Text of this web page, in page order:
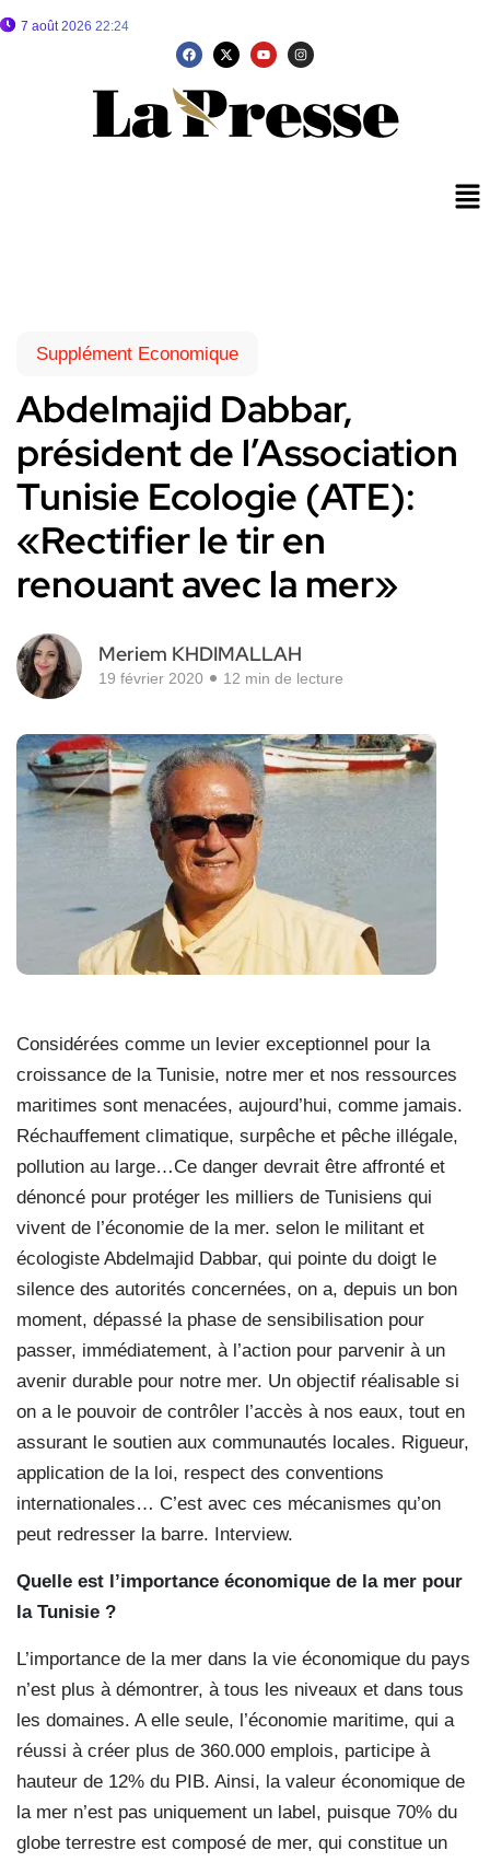
7 août 2026 22:24
Supplément Economique
Abdelmajid Dabbar,
président de l’Association
Tunisie Ecologie (ATE):
«Rectifier le tir en
renouant avec la mer»
Meriem KHDIMALLAH
19 février 2020 12 min de lecture
Considérées comme un levier exceptionnel pour la
croissance de la Tunisie, notre mer et nos ressources
maritimes sont menacées, aujourd’hui, comme jamais.
Réchauffement climatique, surpêche et pêche illégale,
pollution au large…Ce danger devrait être affronté et
dénoncé pour protéger les milliers de Tunisiens qui
vivent de l’économie de la mer. selon le militant et
écologiste Abdelmajid Dabbar, qui pointe du doigt le
silence des autorités concernées, on a, depuis un bon
moment, dépassé la phase de sensibilisation pour
passer, immédiatement, à l’action pour parvenir à un
avenir durable pour notre mer. Un objectif réalisable si
on a le pouvoir de contrôler l’accès à nos eaux, tout en
assurant le soutien aux communautés locales. Rigueur,
application de la loi, respect des conventions
internationales… C’est avec ces mécanismes qu’on
peut redresser la barre. Interview.
Quelle est l’importance économique de la mer pour
la Tunisie ?
L’importance de la mer dans la vie économique du pays
n’est plus à démontrer, à tous les niveaux et dans tous
les domaines. A elle seule, l’économie maritime, qui a
réussi à créer plus de 360.000 emplois, participe à
hauteur de 12% du PIB. Ainsi, la valeur économique de
la mer n’est pas uniquement un label, puisque 70% du
globe terrestre est composé de mer, qui constitue un